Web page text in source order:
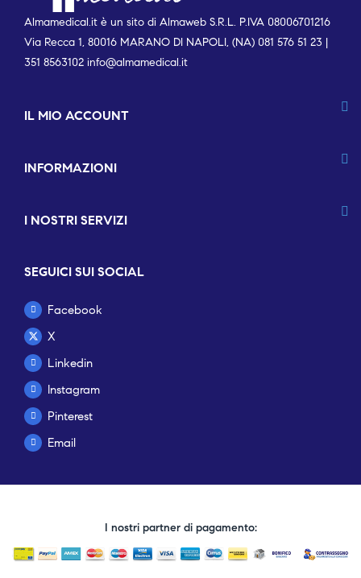
Almamedical.it è un sito di Almaweb S.R.L. P.IVA 08006701216
Via Recca 1, 80016 MARANO DI NAPOLI, (NA) 081 576 51 23 |
351 8563102 info@almamedical.it
IL MIO ACCOUNT
INFORMAZIONI
I NOSTRI SERVIZI
SEGUICI SUI SOCIAL
Facebook
X
Linkedin
Instagram
Pinterest
Email
I nostri partner di pagamento: